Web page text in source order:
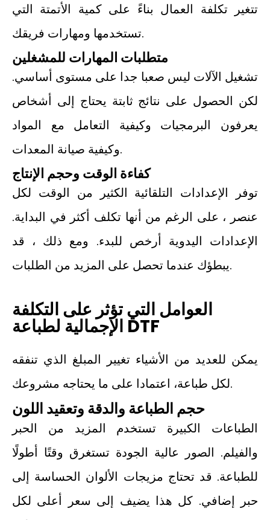
تتغير تكلفة العمال بناءً على كمية الأتمتة التي
تستخدمها ومهارات فريقك.
متطلبات المهارات للمشغلين
تشغيل الآلات ليس صعبا جدا على مستوى أساسي.
لكن الحصول على نتائج ثابتة يحتاج إلى أشخاص
يعرفون البرمجيات وكيفية التعامل مع المواد
وكيفية صيانة المعدات.
كفاءة الوقت وحجم الإنتاج
توفر الإعدادات التلقائية الكثير من الوقت لكل
عنصر ، على الرغم من أنها تكلف أكثر في البداية.
الإعدادات اليدوية أرخص للبدء. ومع ذلك ، قد
يبطؤك عندما تحصل على المزيد من الطلبات.
العوامل التي تؤثر على التكلفة
الإجمالية لطباعة DTF
يمكن للعديد من الأشياء تغيير المبلغ الذي تنفقه
لكل طباعة، اعتمادا على ما يحتاجه مشروعك.
حجم الطباعة والدقة وتعقيد اللون
الطباعات الكبيرة تستخدم المزيد من الحبر
والفيلم. الصور عالية الجودة تستغرق وقتًا أطولًا
للطباعة. قد تحتاج مزيجات الألوان الحساسة إلى
حبر إضافي. كل هذا يضيف إلى سعر أعلى لكل